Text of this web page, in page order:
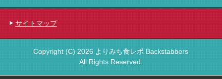
サイトマップ
Copyright (C) 2026 よりみち食レポ Backstabbers
All Rights Reserved.